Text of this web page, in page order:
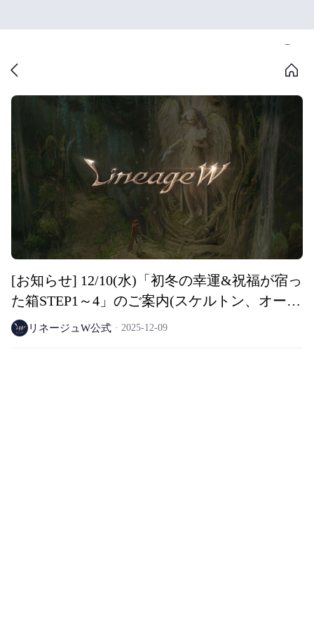
[お知らせ] 12/10(水)「初冬の幸運&祝福が宿っ
た箱STEP1～4」のご案内(スケルトン、オー
ク、エント、フェイラー ワールド除外)
リネージュW公式 2025-12-09